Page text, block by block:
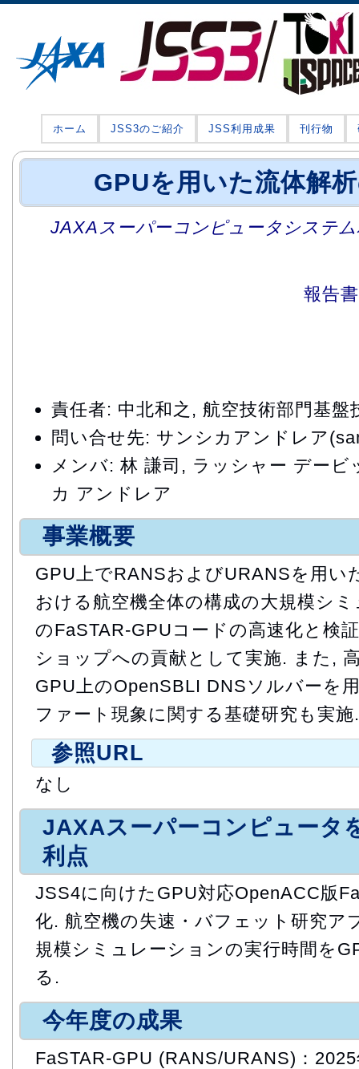
ホーム JSS3のご紹介 JSS利用成果 刊行物
GPUを用いた流体解
JAXAスーパーコンピュータシステ
報告
責任者: 中北和之, 航空技術部門基盤
問い合せ先: サンシカアンドレア
メンバ: 林 謙司, ラッシャー デー
カ アンドレア
事業概要
GPU上でRANSおよびURANSを用い
おける航空機全体の構成の大規模シ
のFaSTAR-GPUコードの高速化と検
ショップへの貢献として実施. また,
GPU上のOpenSBLI DNSソルバーを
ファート現象に関する基礎研究も実施.
参照URL
なし
JAXAスーパーコンピュータ
利点
JSS4に向けたGPU対応OpenACC版
化. 航空機の失速・バフェット研究ア
規模シミュレーションの実行時間を
る.
今年度の成果
FaSTAR-GPU (RANS/URANS)：